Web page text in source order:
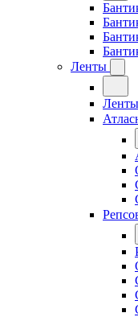
Ленты
Ленты